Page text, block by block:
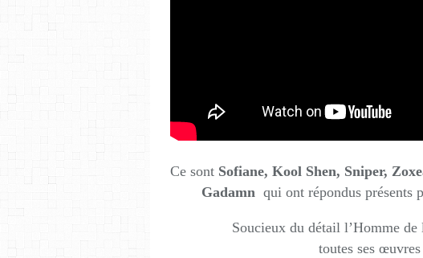
Ce sontSofiane, Kool Shen, Sniper,
Gadamn qui ont répondus présents
Soucieux du détail l’Homme de
toutes ses